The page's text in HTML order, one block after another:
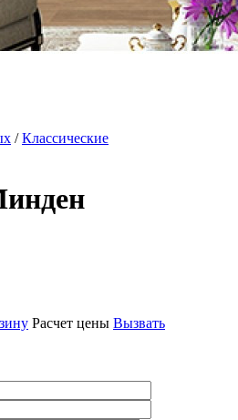
/Классические
Расчет цены Вызвать